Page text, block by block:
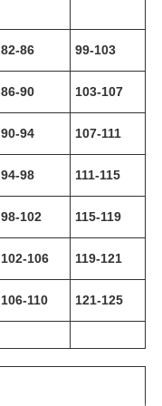
82-86 99-103
86-90 103-107
90-94 107-111
94-98 111-115
98-102 115-119
102-106 119-121
106-110 121-125